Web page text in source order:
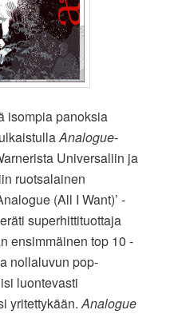
isompia panoksia
Analogue-
Universaliin ja
ruotsalainen
(All I Want)’ -
superhittituottaja
ensimmäinen top 10 -
nollaluvun pop-
luontevasti
yritettykään.Analogue